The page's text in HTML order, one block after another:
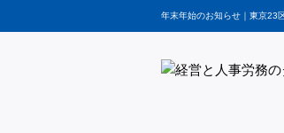
年末年始のお知らせ｜東京23